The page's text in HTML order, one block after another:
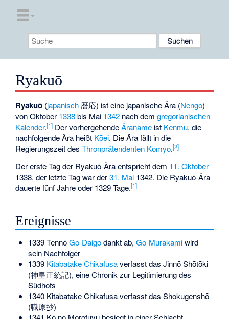
Ryakuō
Ryakuō (japanisch 暦応) ist eine japanische Ära (Nengō)
von Oktober 1338bis Mai 1342 nach demgregorianischen
Kalender.[1] Der vorhergehendeÄraname ist Kenmu, die
nachfolgende Ära heißt Kōei. Die Ära fällt in die
Regierungszeit desThronprätendenten Kōmyō.[2]
Der erste Tag der Ryakuō-Ära entspricht dem 11. Oktober
1338, der letzte Tag war der31. Mai 1342. Die Ryakuō-Ära
dauerte fünf Jahre oder 1329 Tage.[1]
Ereignisse
1339 TennōGo-Daigodankt ab, Go-Murakamiwird
sein Nachfolger
1339 Kitabatake Chikafusaverfasst das Jinnō Shōtōki
(神皇正統記), eine Chronik zur Legitimierung des
Südhofs
1340 Kitabatake Chikafusa verfasst das Shokugenshō
(職原抄)